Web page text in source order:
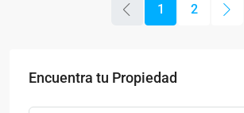
1 2
Encuentra tu Propiedad